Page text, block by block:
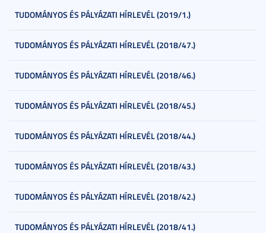
TUDOMÁNYOS ÉS PÁLYÁZATI HÍRLEVÉL (2019/1.)
TUDOMÁNYOS ÉS PÁLYÁZATI HÍRLEVÉL (2018/47.)
TUDOMÁNYOS ÉS PÁLYÁZATI HÍRLEVÉL (2018/46.)
TUDOMÁNYOS ÉS PÁLYÁZATI HÍRLEVÉL (2018/45.)
TUDOMÁNYOS ÉS PÁLYÁZATI HÍRLEVÉL (2018/44.)
TUDOMÁNYOS ÉS PÁLYÁZATI HÍRLEVÉL (2018/43.)
TUDOMÁNYOS ÉS PÁLYÁZATI HÍRLEVÉL (2018/42.)
TUDOMÁNYOS ÉS PÁLYÁZATI HÍRLEVÉL (2018/41.)